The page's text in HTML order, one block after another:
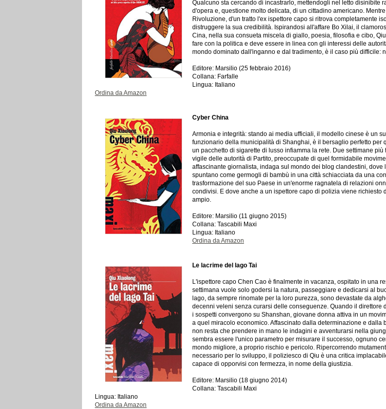
Qualcuno sta cercando di incastrarlo, mettendogli nel letto disinibite
d'opera e, questione molto delicata, di un cittadino americano.
Rivoluzione, d'un tratto l'ex ispettore capo si ritrova completamente
distruggere la sua credibilità. Ispirandosi all'affare Bo Xilai, il
Cina, nella sua consueta miscela di giallo, poesia, filosofia e cibo,
fare con la politica e deve essere in linea con gli interessi delle
mondo dominato dall'inganno e dal tradimento, è il caso più difficile:
Editore: Marsilio (25 febbraio 2016)
Collana: Farfalle
Lingua: Italiano
Ordina da Amazon
Cyber China
Armonia e integrità: stando ai media ufficiali, il modello cinese è un
funzionario della municipalità di Shanghai, è il bersaglio perfetto
un pacchetto di sigarette di lusso infiamma la rete. Due settimane
vigile delle autorità di Partito, preoccupate di quel formidabile
affascinante giornalista, indaga sul mondo dei blog clandestini,
spuntano come germogli di bambù in una città schiacciata da una
trasformazione del suo Paese in un'enorme ragnatela di relazioni
condivisi. E dove anche a un ispettore capo di polizia viene
ampio.
Editore: Marsilio (11 giugno 2015)
Collana: Tascabili Maxi
Lingua: Italiano
Ordina da Amazon
Le lacrime del lago Tai
L'ispettore capo Chen Cao è finalmente in vacanza, ospitato in una
settimana vuole solo godersi la natura, passeggiare e dedicarsi al
lago, da sempre rinomate per la loro purezza, sono devastate da
decenni veleni senza curarsi delle conseguenze. Quando il
i sospetti convergono su Shanshan, giovane donna attiva in un
a quel miracolo economico. Affascinato dalla determinazione e
non resta che prendere in mano le indagini e avventurarsi nella
sembra essere l'unico parametro per misurare il successo, ognuno
mondo migliore, a proprio rischio e pericolo. Ripercorrendo
necessario per lo sviluppo, il poliziesco di Qiu è una critica
capace di opporvisi con fermezza, in nome della giustizia.
Editore: Marsilio (18 giugno 2014)
Collana: Tascabili Maxi
Lingua: Italiano
Ordina da Amazon